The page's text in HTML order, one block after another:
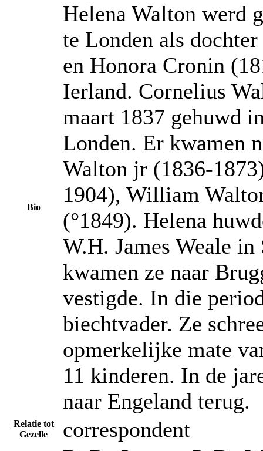
Bio
Helena Walton werd
te Londen als
en Honora Cronin
Ierland. Cornelius
maart 1837 gehuwd
Londen. Er kwamen
Walton jr (1836-
1904), William
(°1849). Helena
W.H. James Weale
kwamen ze naar
vestigde. In die
biechtvader. Ze
opmerkelijke mate
11 kinderen. In de
naar Engeland terug.
Relatie tot
Gezelle
correspondent